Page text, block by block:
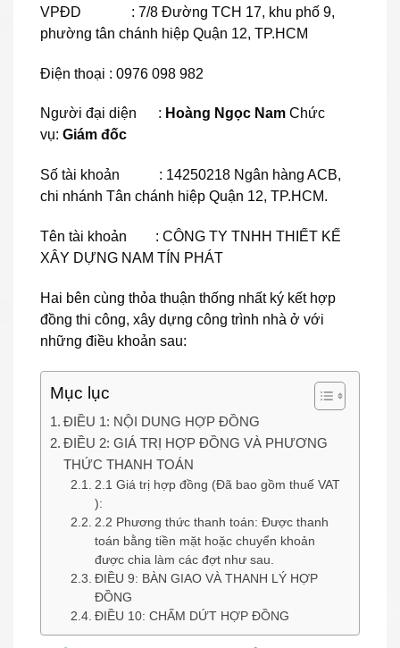
VPĐD : 7/8 Đường TCH 17, khu phố 9,
phường tân chánh hiệp Quận 12, TP.HCM
Điện thoại : 0976 098 982
Người đại diện : Hoàng Ngọc Nam Chức
vụ: Giám đốc
Số tài khoản : 14250218 Ngân hàng ACB,
chi nhánh Tân chánh hiệp Quận 12, TP.HCM.
Tên tài khoản : CÔNG TY TNHH THIẾT KẾ
XÂY DỰNG NAM TÍN PHÁT
Hai bên cùng thỏa thuận thống nhất ký kết hợp
đồng thi công, xây dựng công trình nhà ở với
những điều khoản sau:
Mục lục
ĐIỀU 1: NỘI DUNG HỢP ĐỒNG
ĐIỀU 2: GIÁ TRỊ HỢP ĐỒNG VÀ PHƯƠNG
THỨC THANH TOÁN
2.1 Giá trị hợp đồng (Đã bao gồm thuế VAT
):
2.2 Phương thức thanh toán: Được thanh
toán bằng tiền mặt hoặc chuyển khoản
được chia làm các đợt như sau.
ĐIỀU 9: BÀN GIAO VÀ THANH LÝ HỢP
ĐỒNG
ĐIỀU 10: CHẤM DỨT HỢP ĐỒNG